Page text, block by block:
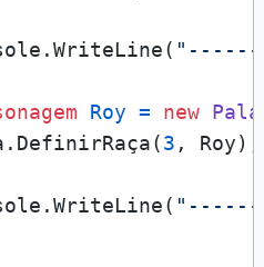
Roy = new
3 , Roy);